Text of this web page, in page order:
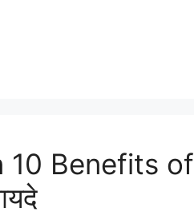
10 Benefits of